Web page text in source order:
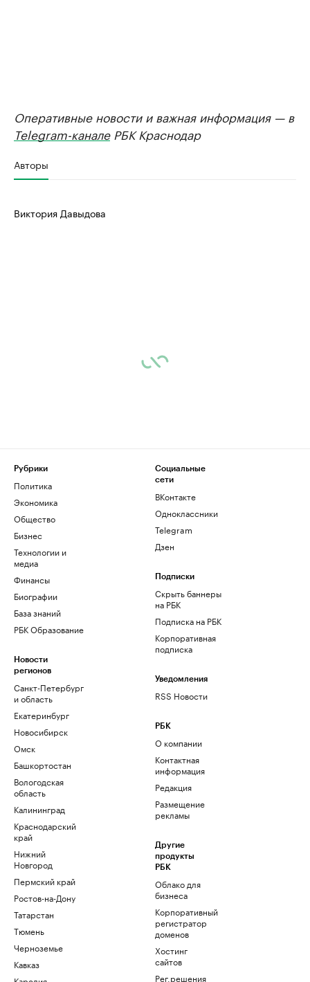
Оперативные новости и важная информация — в
Telegram-каналеРБК Краснодар
Авторы
Виктория Давыдова
Рубрики
Политика
Экономика
Общество
Бизнес
Технологии и
медиа
Финансы
Биографии
База знаний
РБК Образование
Новости
регионов
Санкт-Петербург
и область
Екатеринбург
Новосибирск
Омск
Башкортостан
Вологодская
область
Калининград
Краснодарский
край
Нижний
Новгород
Пермский край
Ростов-на-Дону
Татарстан
Тюмень
Черноземье
Кавказ
Социальные
сети
ВКонтакте
Одноклассники
Telegram
Дзен
Подписки
Скрыть баннеры
на РБК
Подписка на РБК
Корпоративная
подписка
Уведомления
RSS Новости
РБК
О компании
Контактная
информация
Редакция
Размещение
рекламы
Другие
продукты
РБК
Облако для
бизнеса
Корпоративный
регистратор
доменов
Хостинг
сайтов
Рег.решения